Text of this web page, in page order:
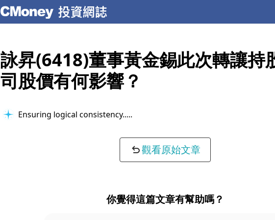
詠昇(6418)董事黃金錫此次轉讓持
司股價有何影響？
Ensuring logical consistency...
觀看原始文章
你覺得這篇文章有幫助嗎？